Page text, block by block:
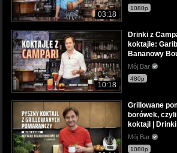
03:18
1080p
10:18
Drinki z
koktajle:
Bananowy
Mój Bar
480p
Grillowane
borówek,
koktajl |
Mój Bar
1080p